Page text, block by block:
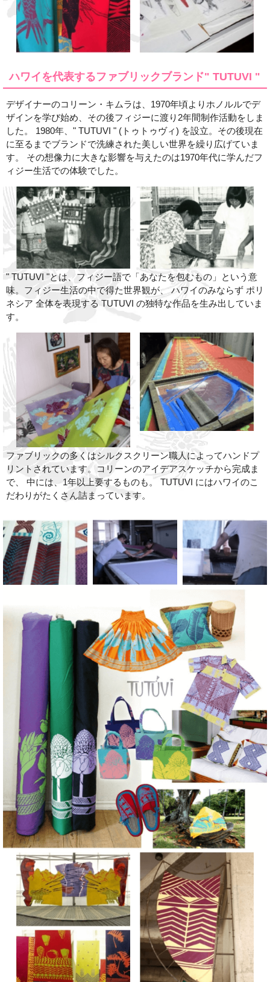
ハワイを代表するファブリックブランド" TUTUVI "
デザイナーのコリーン・キムラは、1970年頃よりホノルルでデ
ザインを学び始め、その後フィジーに渡り2年間制作活動をしま
した。 1980年、" TUTUVI " (トゥトゥヴィ) を設立。その後現在
に至るまでブランドで洗練された美しい世界を繰り広げていま
す。 その想像力に大きな影響を与えたのは1970年代に学んだフ
ィジー生活での体験でした。
" TUTUVI "とは、フィジー語で「あなたを包むもの」という意
味。フィジー生活の中で得た世界観が、 ハワイのみならず ポリ
ネシア 全体を表現する TUTUVI の独特な作品を生み出していま
す。
ファブリックの多くはシルクスクリーン職人によってハンドプ
リントされています。コリーンのアイデアスケッチから完成ま
で、 中には、1年以上要するものも。 TUTUVI にはハワイのこ
だわりがたくさん詰まっています。